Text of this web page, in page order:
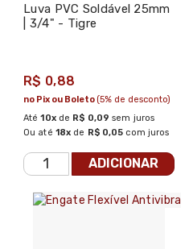
Luva PVC Soldável 25mm
| 3/4" - Tigre
R$ 0,88
Até10xde R$ 0,09 sem juros
Ou até 18x de R$ 0,05 com juros
no Pix ou Boleto(5% de desconto)
ADICIONAR